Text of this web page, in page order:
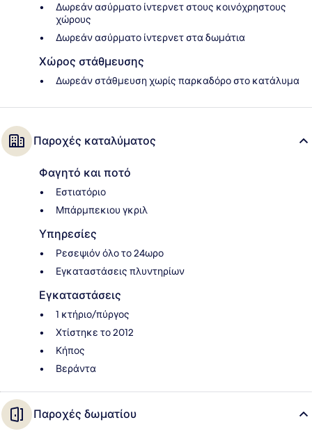
Δωρεάν ασύρματο ίντερνετ στους κοινόχρηστους
χώρους
Δωρεάν ασύρματο ίντερνετ στα δωμάτια
Χώρος στάθμευσης
Δωρεάν στάθμευση χωρίς παρκαδόρο στο κατάλυμα
Παροχές καταλύματος
Φαγητό και ποτό
Εστιατόριο
Μπάρμπεκιου γκριλ
Υπηρεσίες
Ρεσεψιόν όλο το 24ωρο
Εγκαταστάσεις πλυντηρίων
Εγκαταστάσεις
1 κτήριο/πύργος
Χτίστηκε το 2012
Κήπος
Βεράντα
Παροχές δωματίου